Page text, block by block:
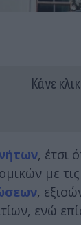
Κάνε
, έτσι
με
,
ενώ